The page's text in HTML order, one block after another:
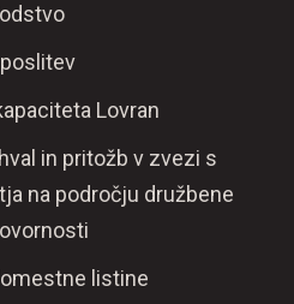
Lovran
in pritožb v zvezi s
na področju družbene
listine